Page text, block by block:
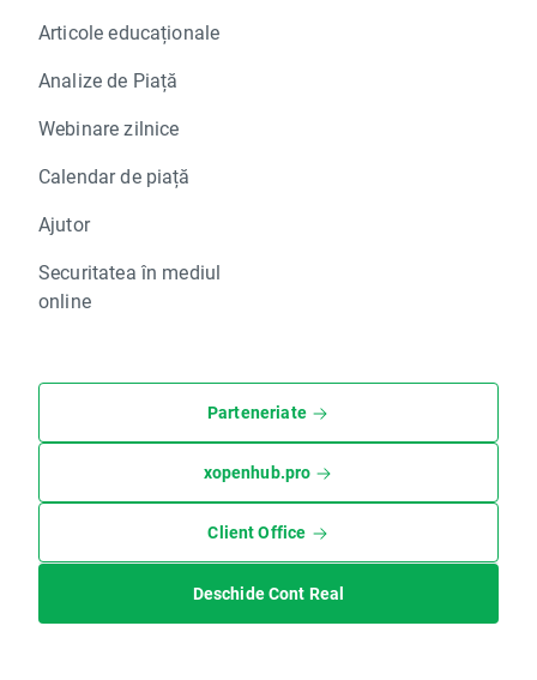
Articole educaționale
Analize de Piață
Webinare zilnice
Calendar de piață
Ajutor
Securitatea în mediul
online
Parteneriate
xopenhub.pro
Client Office
Deschide Cont Real